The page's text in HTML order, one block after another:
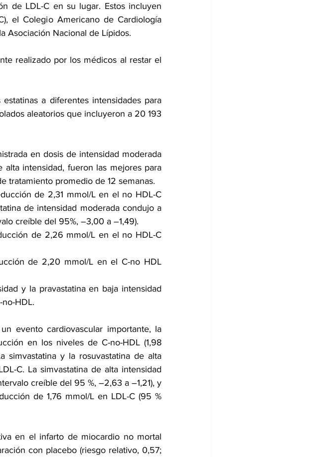
de LDL-C en su lugar. Estos incluyen
el Colegio Americano de Cardiología
Asociación Nacional de Lípidos.
realizado por los médicos al restar el
a diferentes intensidades para
aleatorios que incluyeron a 20 193
en dosis de intensidad moderada
intensidad, fueron las mejores para
tratamiento promedio de 12 semanas.
de 2,31 mmol/L en el no HDL-C
de intensidad moderada condujo a
creíble del 95%, –3,00 a –1,49).
de 2,26 mmol/L en el no HDL-C
de 2,20 mmol/L en el C-no HDL
y la pravastatina en baja intensidad
HDL.
evento cardiovascular importante, la
en los niveles de C-no-HDL (1,98
simvastatina y la rosuvastatina de alta
C. La simvastatina de alta intensidad
creíble del 95 %, –2,63 a –1,21), y
de 1,76 mmol/L en LDL-C (95 %
en el infarto de miocardio no mortal
con placebo (riesgo relativo, 0,57;